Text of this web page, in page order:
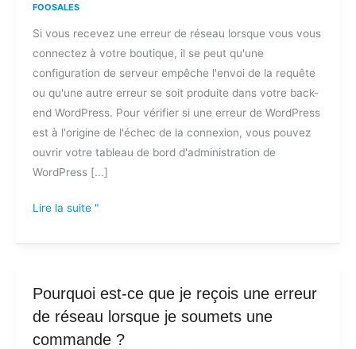
FOOSALES
Si vous recevez une erreur de réseau lorsque vous vous
connectez à votre boutique, il se peut qu'une
configuration de serveur empêche l'envoi de la requête
ou qu'une autre erreur se soit produite dans votre back-
end WordPress. Pour vérifier si une erreur de WordPress
est à l'origine de l'échec de la connexion, vous pouvez
ouvrir votre tableau de bord d'administration de
WordPress [...]
reçois
une
erreur
de
réseau
lorsque
j'essaie
de
connecter
?
Lire la suite "
Pourquoi est-ce que je reçois une erreur
de réseau lorsque je soumets une
commande ?
Pourquoi
est-